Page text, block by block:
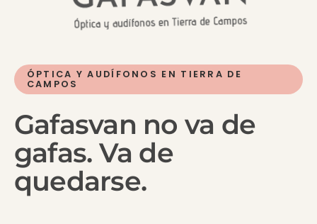
ÓPTICA Y AUDÍFONOS EN TIERRA DE
CAMPOS
Gafasvan no va de
gafas. Va de
quedarse.